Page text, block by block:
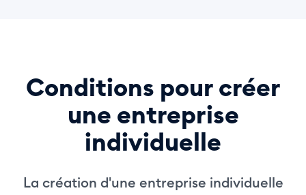
Conditions pour créer
une entreprise
individuelle
La création d'une entreprise individuelle